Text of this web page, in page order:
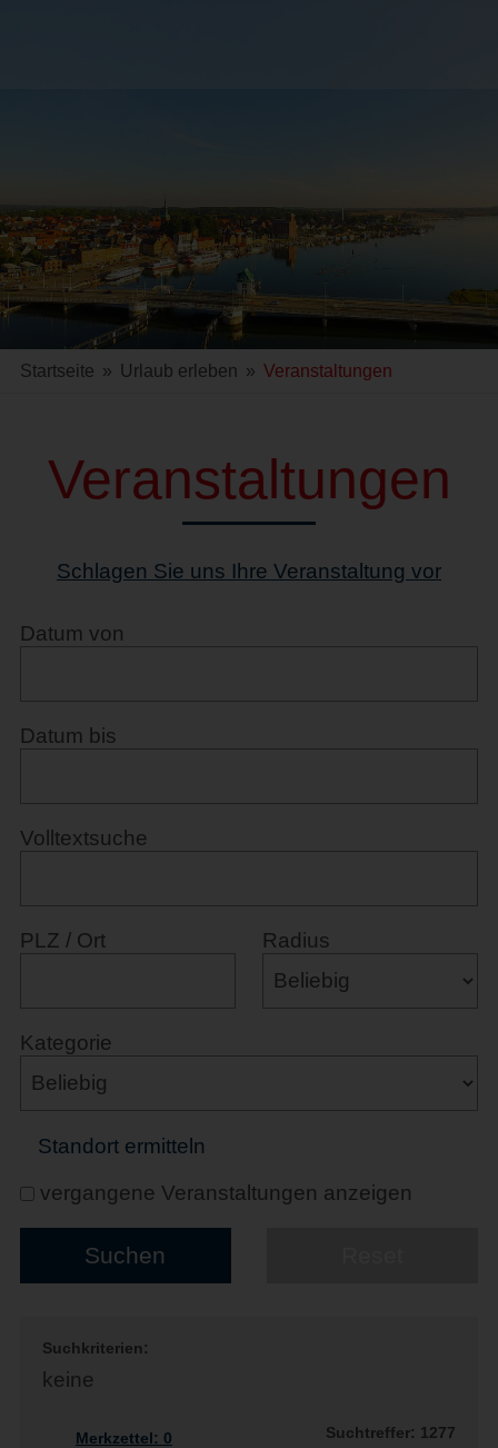
Startseite » Urlaub erleben » Veranstaltungen
Veranstaltungen
Schlagen Sie uns Ihre Veranstaltung vor
Datum von
Datum bis
Volltextsuche
PLZ / Ort Radius
Kategorie
Standort ermitteln
vergangene Veranstaltungen anzeigen
Suchkriterien:
keine
Merkzettel: 0 Suchtreffer: 1277